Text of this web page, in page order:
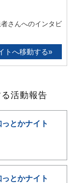
さんへのインタビ
トへ移動する»
活動報告
っとかナイト
っとかナイト